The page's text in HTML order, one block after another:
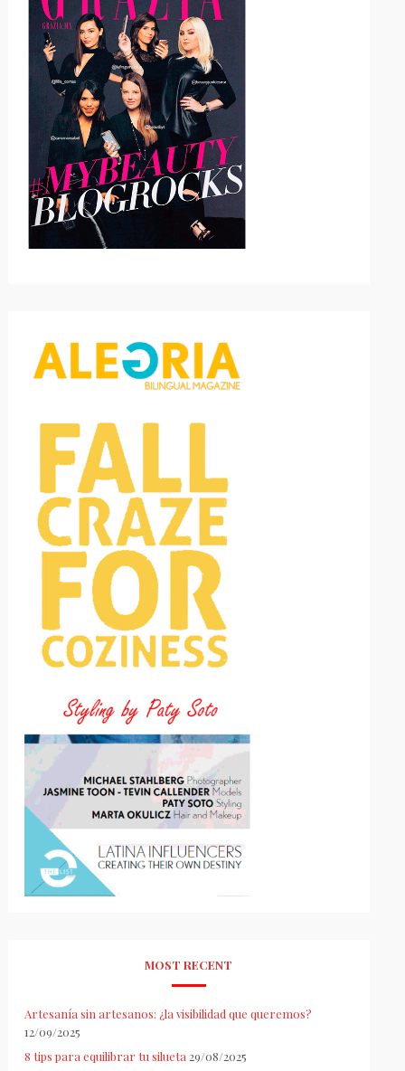
MOST RECENT
Artesanía sin artesanos: ¿la visibilidad que queremos?
12/09/2025
8 tips para equilibrar tu silueta 29/08/2025